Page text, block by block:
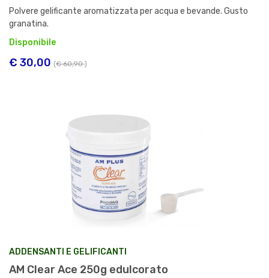
Polvere gelificante aromatizzata per acqua e bevande. Gusto
granatina.
Disponibile
€ 30,00 (€ 60,90)
ADDENSANTI E GELIFICANTI
AM Clear Ace 250g edulcorato